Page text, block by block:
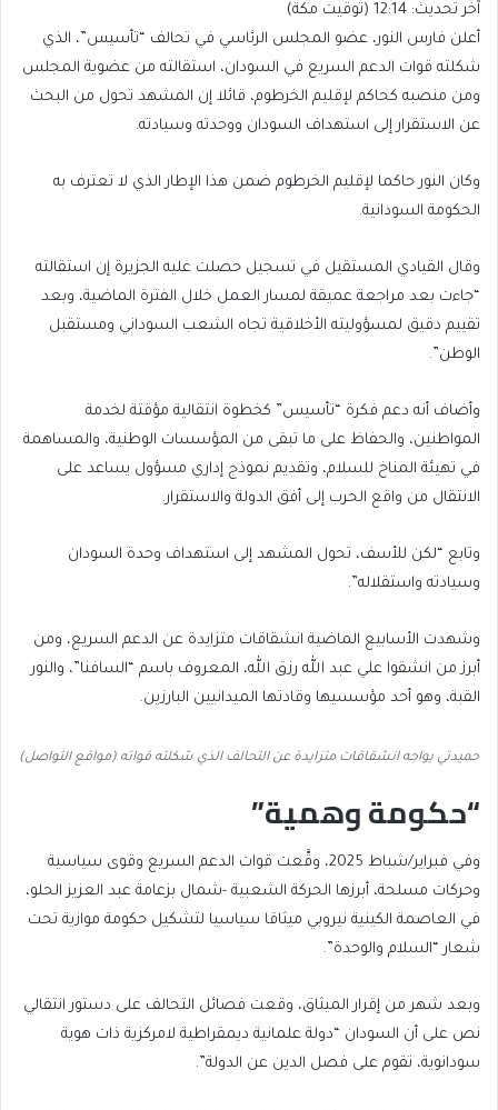
آخر
تحديث:
12:14
(توقيت
مكة)
آخر تحديث: 12:14 (توقيت مكة)
أعلن فارس النور، عضو المجلس الرئاسي في تحالف “تأسيس”، الذي
شكلته قوات الدعم السريع في السودان، استقالته من عضوية المجلس
ومن منصبه كحاكم لإقليم الخرطوم، قائلا إن المشهد تحول من البحث
عن الاستقرار إلى استهداف السودان ووحدته وسيادته.
وكان النور حاكما لإقليم الخرطوم ضمن هذا الإطار الذي لا تعترف به
الحكومة السودانية.
وقال القيادي المستقيل في تسجيل حصلت عليه الجزيرة إن استقالته
“جاءت بعد مراجعة عميقة لمسار العمل خلال الفترة الماضية، وبعد
تقييم دقيق لمسؤوليته الأخلاقية تجاه الشعب السوداني ومستقبل
الوطن”.
وأضاف أنه دعم فكرة “تأسيس” كخطوة انتقالية مؤقتة لخدمة
المواطنين، والحفاظ على ما تبقى من المؤسسات الوطنية، والمساهمة
في تهيئة المناخ للسلام، وتقديم نموذج إداري مسؤول يساعد على
الانتقال من واقع الحرب إلى أفق الدولة والاستقرار.
وتابع “لكن للأسف، تحول المشهد إلى استهداف وحدة السودان
وسيادته واستقلاله”.
وشهدت الأسابيع الماضية انشقاقات متزايدة عن الدعم السريع، ومن
أبرز من انشقوا علي عبد الله رزق الله، المعروف باسم “السافنا”، والنور
القبة، وهو أحد مؤسسيها وقادتها الميدانيين البارزين.
حميدتي يواجه انشقاقات متزايدة عن التحالف الذي شكلته قواته (مواقع التواصل)
“حكومة وهمية”
وفي فبراير/شباط 2025، وقَّعت قوات الدعم السريع وقوى سياسية
وحركات مسلحة، أبرزها الحركة الشعبية -شمال بزعامة عبد العزيز الحلو،
في العاصمة الكينية نيروبي ميثاقا سياسيا لتشكيل حكومة موازية تحت
شعار “السلام والوحدة”.
وبعد شهر من إقرار الميثاق، وقعت فصائل التحالف على دستور انتقالي
نص على أن السودان “دولة علمانية ديمقراطية لامركزية ذات هوية
سودانوية، تقوم على فصل الدين عن الدولة”.